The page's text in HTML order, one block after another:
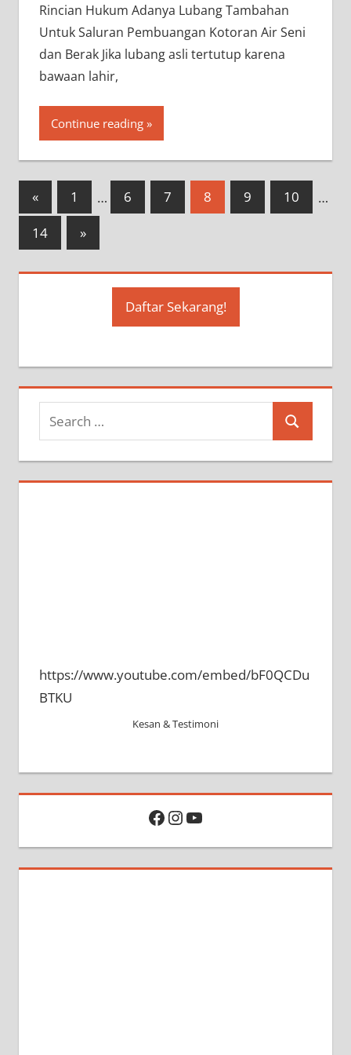
Rincian Hukum Adanya Lubang Tambahan
Untuk Saluran Pembuangan Kotoran Air Seni
dan Berak Jika lubang asli tertutup karena
bawaan lahir,
Continue reading
Paginasi
pos
«Previous
Posts
1 … 6 7 8 9 10
…
14
Next
Posts
»
Daftar Sekarang!
Search
for:
Search
https://www.youtube.com/embed/bF0QCDu
BTKU
Kesan & Testimoni
Facebook
Instagram
YouTube